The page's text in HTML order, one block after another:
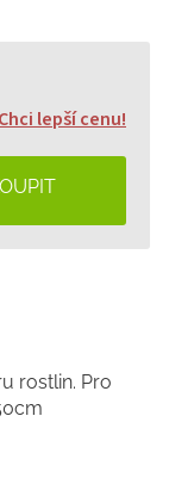
Chci lepší cenu!
rostlin. Pro